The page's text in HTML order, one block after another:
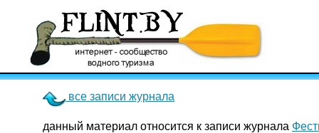
все записи журнала
данный материал относится к записи журнала